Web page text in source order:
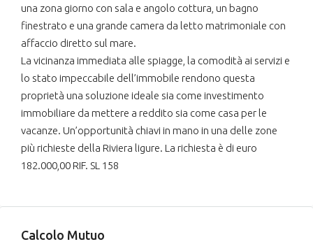
una zona giorno con sala e angolo cottura, un bagno
finestrato e una grande camera da letto matrimoniale con
affaccio diretto sul mare.
La vicinanza immediata alle spiagge, la comodità ai servizi e
lo stato impeccabile dell’immobile rendono questa
proprietà una soluzione ideale sia come investimento
immobiliare da mettere a reddito sia come casa per le
vacanze. Un’opportunità chiavi in mano in una delle zone
più richieste della Riviera ligure. La richiesta è di euro
182.000,00 RIF. SL 158
Calcolo Mutuo